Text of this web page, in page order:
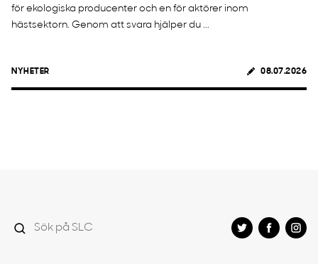
för ekologiska producenter och en för aktörer inom
hästsektorn. Genom att svara hjälper du ...
NYHETER 08.07.2026